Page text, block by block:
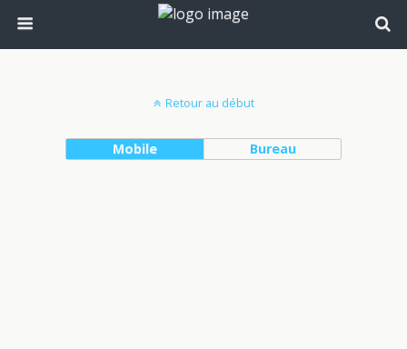
Retour au début
Mobile Bureau